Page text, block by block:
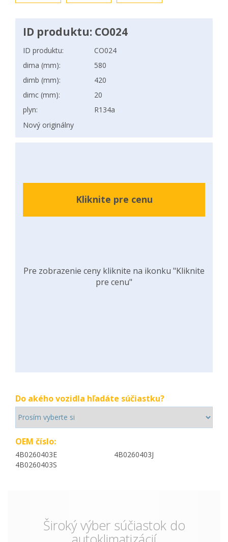
ID produktu: CO024
ID produktu:
CO024
dima (mm):
580
dimb (mm):
420
dimc (mm):
20
plyn:
R134a
Nový originálny
Kliknite pre cenu
Pre zobrazenie ceny kliknite na ikonku "Kliknite
pre cenu"
Do akého vozidla hľadáte súčiastku?
OEM číslo:
4B0260403E
4B0260403J
4B0260403S
Široký výber súčiastok do